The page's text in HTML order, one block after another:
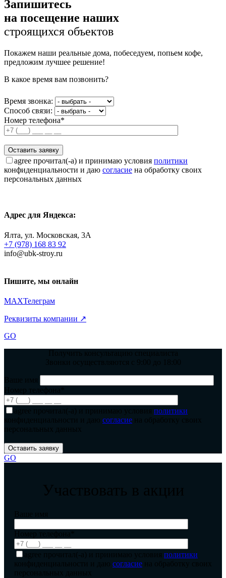
Запишитесь
на посещение наших
строящихся объектов
Покажем наши реальные дома, побеседуем, попьем кофе,
предложим лучшее решение!
В какое время вам позвонить?
Время звонка:
Способ связи:
Номер телефона*
agree прочитал(-а) и принимаю условия политики
конфиденциальности и даю согласие на обработку своих
персональных данных
Адрес для Яндекса:
Ялта, ул. Московская, 3А
+7 (978) 168 83 92
info@ubk-stroy.ru
Пишите, мы онлайн
MAXТелеграм
Реквизиты компании ↗
GO
Получить консультацию специалиста
Звонки осуществляются с 9:00 до 18:00
Ваше имя
Номер телефона*
agree прочитал(-а) и принимаю условия политики
конфиденциальности и даю согласие на обработку своих
персональных данных
GO
Участвовать в акции
Ваше имя
Номер телефона*
agree прочитал(-а) и принимаю условия политики
конфиденциальности и даю согласие на обработку своих
персональных данных